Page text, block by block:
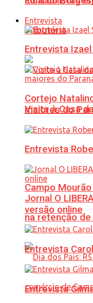
Tributária
Visita à Casa
Campo
na retenção
Entrevista
Entrevista
Cortejo
maiores do
Entrevista
Jornal O
versão online
Entrevista
Entrevista